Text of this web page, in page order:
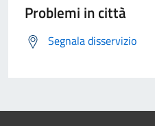
Problemi in città
Segnala disservizio